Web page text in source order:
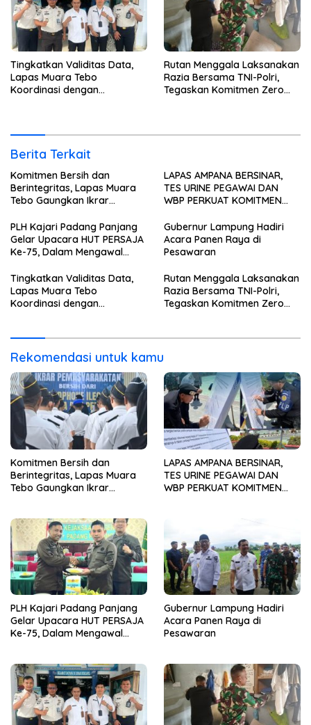
Tingkatkan Validitas Data,
Lapas Muara Tebo
Koordinasi dengan
Rutan Menggala Laksanakan
Razia Bersama TNI-Polri,
Tegaskan Komitmen Zero
Berita Terkait
Komitmen Bersih dan
Berintegritas, Lapas Muara
Tebo Gaungkan Ikrar
Handphone Ilegal, Narkoba,
dan Penipuan
LAPAS AMPANA BERSINAR,
TES URINE PEGAWAI DAN
WBP PERKUAT KOMITMEN
PLH Kajari Padang Panjang
Gelar Upacara HUT PERSAJA
Ke-75, Dalam Mengawal
Gubernur Lampung Hadiri
Acara Panen Raya di
Pesawaran
Tingkatkan Validitas Data,
Lapas Muara Tebo
Koordinasi dengan
Rutan Menggala Laksanakan
Razia Bersama TNI-Polri,
Tegaskan Komitmen Zero
Rekomendasi untuk kamu
Komitmen Bersih dan
Berintegritas, Lapas Muara
Tebo Gaungkan Ikrar
dan Penipuan
LAPAS AMPANA BERSINAR,
TES URINE PEGAWAI DAN
WBP PERKUAT KOMITMEN
PLH Kajari Padang Panjang
Gelar Upacara HUT PERSAJA
Ke-75, Dalam Mengawal
Gubernur Lampung Hadiri
Acara Panen Raya di
Pesawaran